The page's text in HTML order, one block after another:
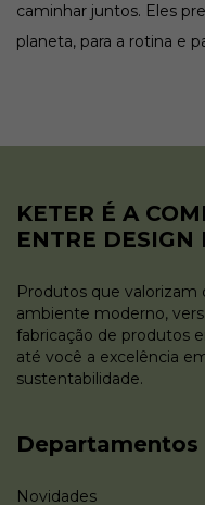
caminhar juntos. Eles
planeta, para a rotina e
KETER É A
ENTRE
Produtos que valorizam
ambiente moderno,
fabricação de produtos
até você a excelência
sustentabilidade.
Departamentos
Novidades